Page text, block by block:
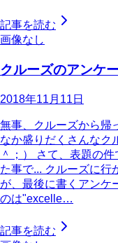
記事を読む
画像なし
クルーズのアンケ
2018年11月11日
無事、クルーズから帰
なか盛りだくさんなク
＾；） さて、表題の
た事で... クルーズに行
が、最後に書くアンケ
のは"excelle…
記事を読む